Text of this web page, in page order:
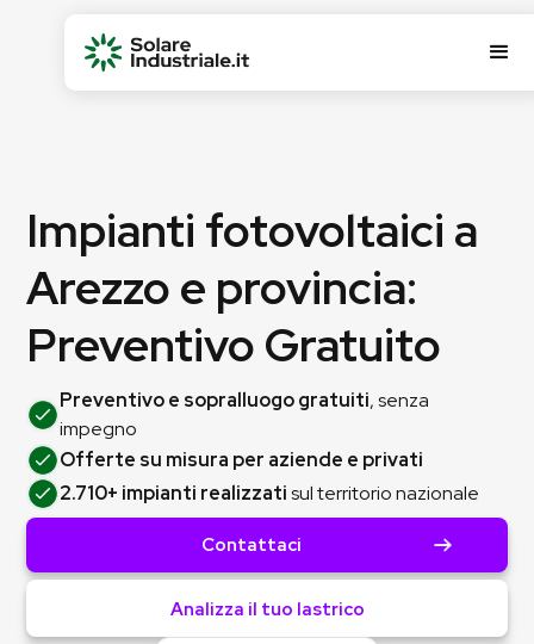
Impianti fotovoltaici a
Arezzo e provincia:
Preventivo Gratuito
Preventivo e sopralluogo gratuiti, senza
impegno
Offerte su misura per aziende e privati
2.710+ impianti realizzatisul territorio nazionale
Contattaci
Analizza il tuo lastrico